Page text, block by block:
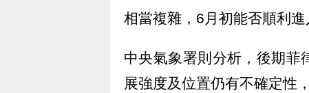
相當複雜，6月初能否順利進
中央氣象署則分析，後期菲
展強度及位置仍有不確定性